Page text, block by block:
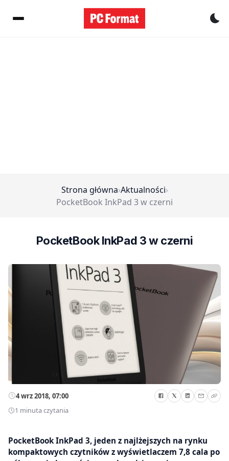
Strona główna›Aktualności›
PocketBook InkPad 3 w czerni
PocketBook InkPad 3 w czerni
4 wrz 2018, 07:00
1 minuta czytania
PocketBook InkPad 3, jeden z najlżejszych na rynku
kompaktowych czytników z wyświetlaczem 7,8 cala po